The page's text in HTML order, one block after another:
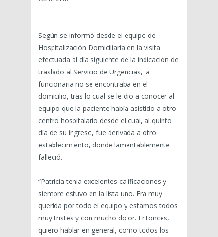
Según se informó desde el equipo de
Hospitalización Domiciliaria en la visita
efectuada al día siguiente de la indicación de
traslado al Servicio de Urgencias, la
funcionaria no se encontraba en el
domicilio, tras lo cual se le dio a conocer al
equipo que la paciente había asistido a otro
centro hospitalario desde el cual, al quinto
día de su ingreso, fue derivada a otro
establecimiento, donde lamentablemente
falleció.
“Patricia tenia excelentes calificaciones y
siempre estuvo en la lista uno. Era muy
querida por todo el equipo y estamos todos
muy tristes y con mucho dolor. Entonces,
quiero hablar en general, como todos los